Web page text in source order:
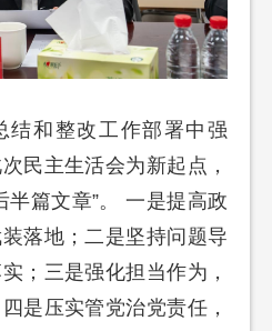
结和整改工作部署中强
民主生活会为新起点，
半篇文章”。 一是提高政
落地；二是坚持问题导
；三是强化担当作为，
是压实管党治党责任，